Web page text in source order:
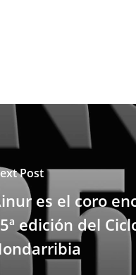
Post
es el coro
edición del